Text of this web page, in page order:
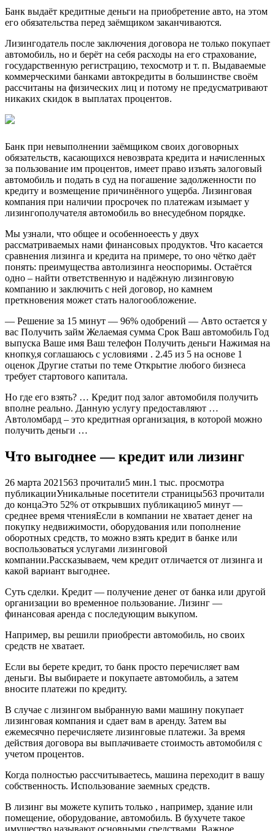
Банк выдаёт кредитные деньги на приобретение авто, на этом
его обязательства перед заёмщиком заканчиваются.
Лизингодатель после заключения договора не только покупает
автомобиль, но и берёт на себя расходы на его страхование,
государственную регистрацию, техосмотр и т. п. Выдаваемые
коммерческими банками автокредиты в большинстве своём
рассчитаны на физических лиц и потому не предусматривают
никаких скидок в выплатах процентов.
Банк при невыполнении заёмщиком своих договорных
обязательств, касающихся невозврата кредита и начисленных
за пользование им процентов, имеет право изъять залоговый
автомобиль и подать в суд на погашение задолженности по
кредиту и возмещение причинённого ущерба. Лизинговая
компания при наличии просрочек по платежам изымает у
лизингополучателя автомобиль во внесудебном порядке.
Мы узнали, что общее и особенноеесть у двух
рассматриваемых нами финансовых продуктов. Что касается
сравнения лизинга и кредита на примере, то оно чётко даёт
понять: преимущества автолизинга неоспоримы. Остаётся
одно – найти ответственную и надёжную лизинговую
компанию и заключить с ней договор, но камнем
преткновения может стать налогообложение.
— Решение за 15 минут — 96% одобрений — Авто остается у
вас Получить займ Желаемая сумма Срок Ваш автомобиль Год
выпуска Ваше имя Ваш телефон Получить деньги Нажимая на
кнопку,я соглашаюсь с условиями . 2.45 из 5 на основе 1
оценок Другие статьи по теме Открытие любого бизнеса
требует стартового капитала.
Но где его взять? … Кредит под залог автомобиля получить
вполне реально. Данную услугу предоставляют …
Автоломбард – это кредитная организация, в которой можно
получить деньги …
Что выгоднее — кредит или лизинг
26 марта 2021563 прочитали5 мин.1 тыс. просмотра
публикацииУникальные посетители страницы563 прочитали
до концаЭто 52% от открывших публикацию5 минут —
среднее время чтенияЕсли в компании не хватает денег на
покупку недвижимости, оборудования или пополнение
оборотных средств, то можно взять кредит в банке или
воспользоваться услугами лизинговой
компании.Рассказываем, чем кредит отличается от лизинга и
какой вариант выгоднее.
Суть сделки. Кредит — получение денег от банка или другой
организации во временное пользование. Лизинг —
финансовая аренда с последующим выкупом.
Например, вы решили приобрести автомобиль, но своих
средств не хватает.
Если вы берете кредит, то банк просто перечисляет вам
деньги. Вы выбираете и покупаете автомобиль, а затем
вносите платежи по кредиту.
В случае с лизингом выбранную вами машину покупает
лизинговая компания и сдает вам в аренду. Затем вы
ежемесячно перечисляете лизинговые платежи. За время
действия договора вы выплачиваете стоимость автомобиля с
учетом процентов.
Когда полностью рассчитываетесь, машина переходит в вашу
собственность. Использование заемных средств.
В лизинг вы можете купить только , например, здание или
помещение, оборудование, автомобиль. В бухучете такое
имущество называют основными средствами. Важное